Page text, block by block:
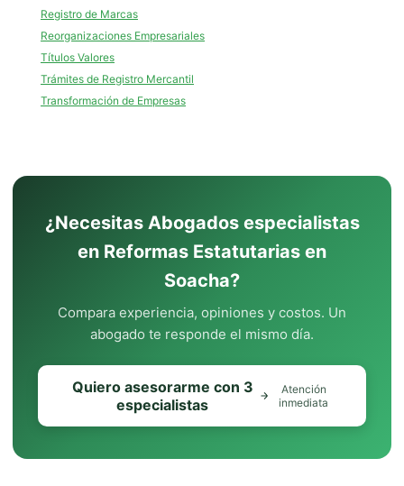
Registro de Marcas
Reorganizaciones Empresariales
Títulos Valores
Trámites de Registro Mercantil
Transformación de Empresas
¿Necesitas Abogados especialistas
en Reformas Estatutarias en
Soacha?
Compara experiencia, opiniones y costos. Un
abogado te responde el mismo día.
Quiero asesorarme con 3
especialistas
Atención
inmediata